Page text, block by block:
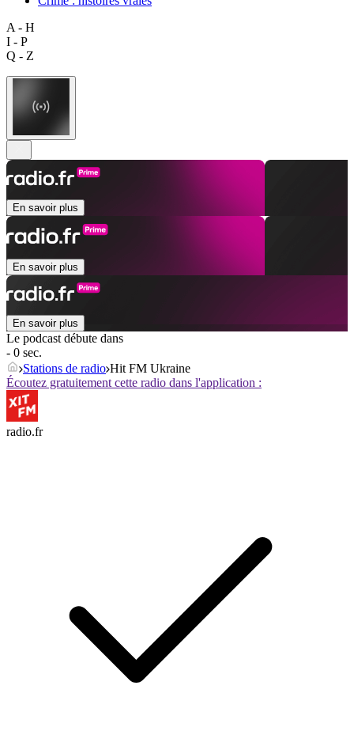
A - H
I - P
Q - Z
En savoir plus
En savoir plus
En savoir plus
Le podcast débute dans
- 0 sec.
Stations de radio Hit FM Ukraine
Écoutez gratuitement cette radio dans l'application :
radio.fr